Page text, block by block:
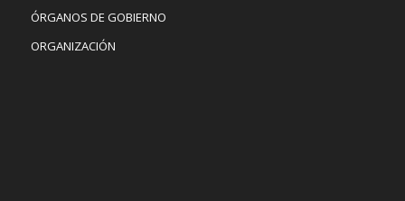
ÓRGANOS DE GOBIERNO
ORGANIZACIÓN